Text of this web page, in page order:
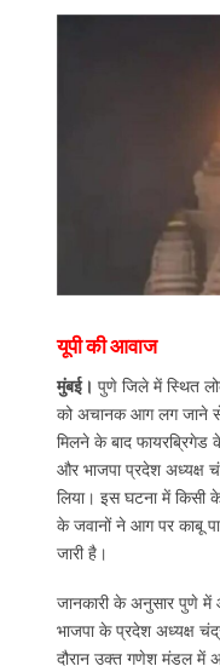
यूपी की आवाज
मुंबई। पुणे जिले में स्थित
को अचानक आग लग जाने
मिलने के बाद फायरब्रिगेड
और भाजपा प्रदेश अध्यक्ष
लिया। इस घटना में किसी
के जवानों ने आग पर काबू
जारी है।
जानकारी के अनुसार पुणे में
भाजपा के प्रदेश अध्यक्ष
दौरान उक्त गणेश मंडल में